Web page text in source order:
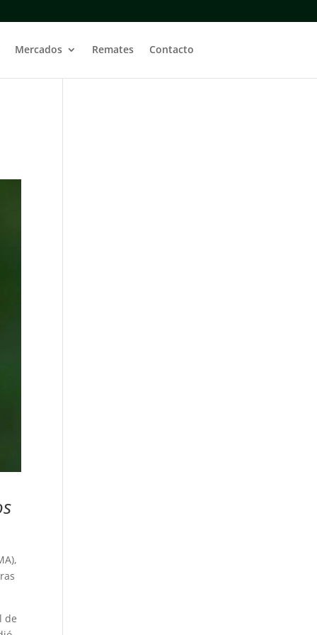
Mercados Remates Contacto
de